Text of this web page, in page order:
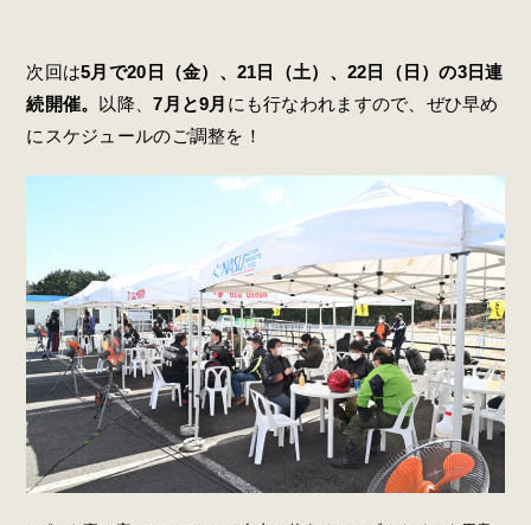
次回は5月で20日（金）、21日（土）、22日（日）の3日連
続開催。 以降、7月と9月 にも行なわれますので、ぜひ早め
にスケジュールのご調整を！